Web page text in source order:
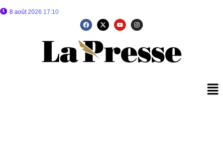
8 août 2026 17:10